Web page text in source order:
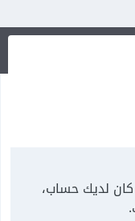
لديك حساب،